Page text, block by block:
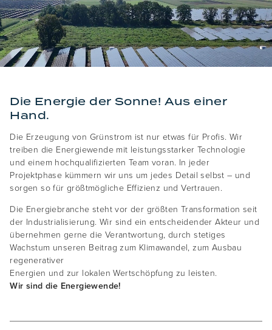
Die Energie der Sonne! Aus einer
Hand.
Die Erzeugung von Grünstrom ist nur etwas für Profis. Wir
treiben die Energiewende mit leistungsstarker Technologie
und einem hochqualifizierten Team voran. In jeder
Projektphase kümmern wir uns um jedes Detail selbst – und
sorgen so für größtmögliche Effizienz und Vertrauen.
Die Energiebranche steht vor der größten Transformation seit
der Industrialisierung. Wir sind ein entscheidender Akteur und
übernehmen gerne die Verantwortung, durch stetiges
Wachstum unseren Beitrag zum Klimawandel, zum Ausbau
regenerativer
Energien und zur lokalen Wertschöpfung zu leisten.
Wir sind die Energiewende!